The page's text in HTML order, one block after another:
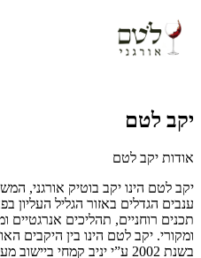
יקב לטם
אודות יקב לטם
יקב לטם הינו יקב בוטיק אורגני,
ענבים הגדלים באזור הגליל העליון
תכנים רוחניים, תהליכים אנרגטיים
ומקורי. יקב לטם הינו בין היקבים